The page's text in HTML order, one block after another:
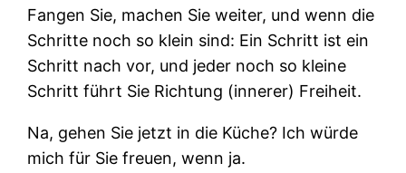
Fangen Sie, machen Sie weiter, und wenn die
Schritte noch so klein sind: Ein Schritt ist ein
Schritt nach vor, und jeder noch so kleine
Schritt führt Sie Richtung (innerer) Freiheit.
Na, gehen Sie jetzt in die Küche? Ich würde
mich für Sie freuen, wenn ja.